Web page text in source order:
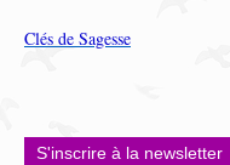
Clés de Sagesse
S'inscrire à la newsletter